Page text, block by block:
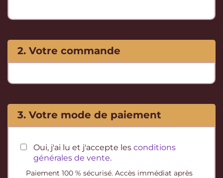
2. Votre commande
3. Votre mode de paiement
Oui, j'ai lu et j'accepte les conditions
générales de vente.
Paiement 100 % sécurisé. Accès immédiat après